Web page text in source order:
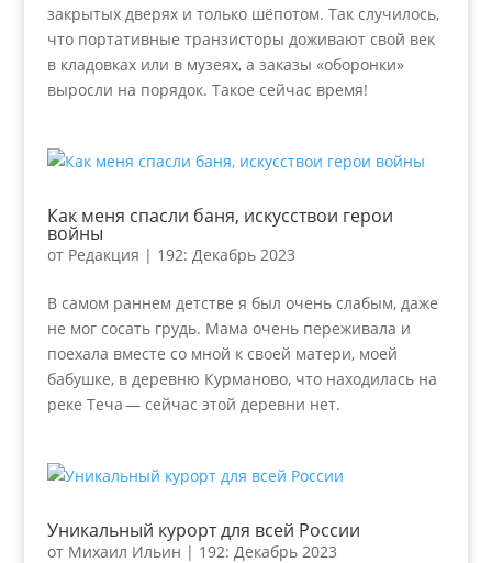
закрытых дверях и только шёпотом. Так случилось,
что портативные транзисторы доживают свой век
в кладовках или в музеях, а заказы «оборонки»
выросли на порядок. Такое сейчас время!
Как меня спасли баня, искусствои герои
войны
от Редакция | 192: Декабрь 2023
В самом раннем детстве я был очень слабым, даже
не мог сосать грудь. Мама очень переживала и
поехала вместе со мной к своей матери, моей
бабушке, в деревню Курманово, что находилась на
реке Теча — сейчас этой деревни нет.
Уникальный курорт для всей России
от Михаил Ильин | 192: Декабрь 2023